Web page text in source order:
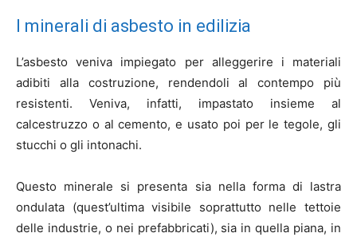
I minerali di asbesto in edilizia
L’asbesto veniva impiegato per alleggerire i materiali
adibiti alla costruzione, rendendoli al contempo più
resistenti. Veniva, infatti, impastato insieme al
calcestruzzo o al cemento, e usato poi per le tegole, gli
stucchi o gli intonachi.
Questo minerale si presenta sia nella forma di lastra
ondulata (quest’ultima visibile soprattutto nelle tettoie
delle industrie, o nei prefabbricati), sia in quella piana, in